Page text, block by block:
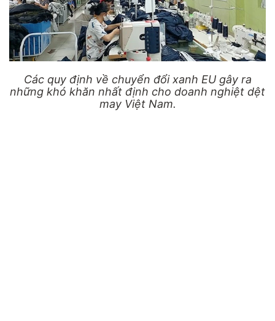
Các quy định về chuyển đổi xanh EU gây ra
những khó khăn nhất định cho doanh nghiệt dệt
may Việt Nam.